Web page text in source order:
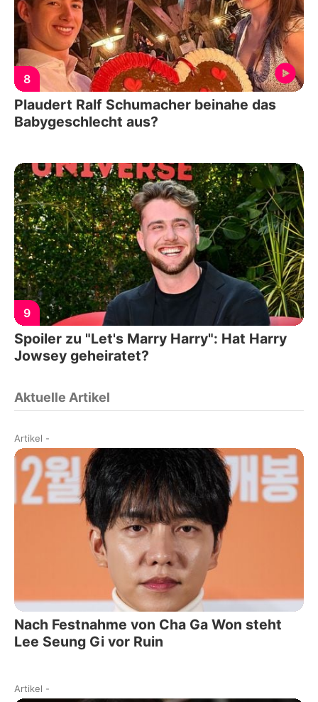
8
Plaudert Ralf Schumacher beinahe das
Babygeschlecht aus?
9
Spoiler zu "Let's Marry Harry": Hat Harry
Jowsey geheiratet?
Aktuelle Artikel
Artikel -
Nach Festnahme von Cha Ga Won steht
Lee Seung Gi vor Ruin
Artikel -